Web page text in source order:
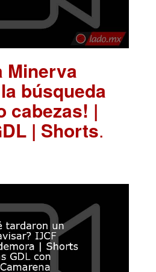
Minerva
búsqueda
cabezas! |
| Shorts.